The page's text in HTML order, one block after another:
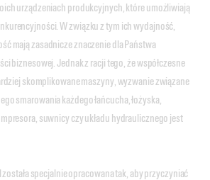
urządzeniach produkcyjnych, które umożliwiają
W związku z tym ich wydajność,
mają zasadnicze znaczenie dla Państwa
biznesowej. Jednak z racji tego, że współczesne
skomplikowane maszyny, wyzwanie związane
smarowania każdego łańcucha, łożyska,
suwnicy czy układu hydraulicznego jest
specjalnie opracowana tak, aby przyczyniać